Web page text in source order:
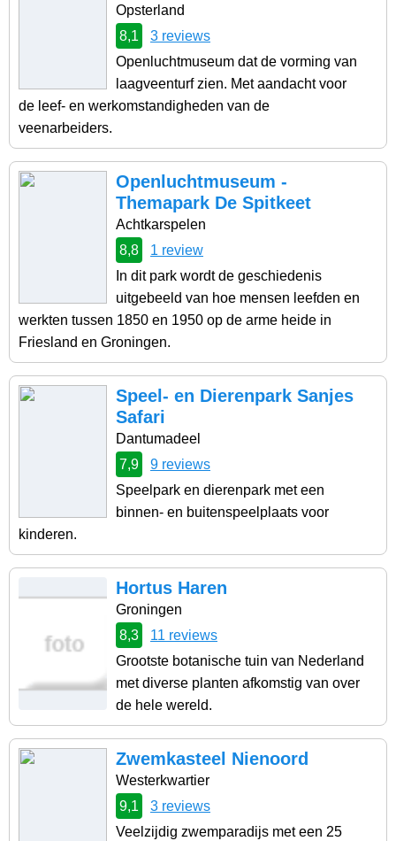
Opsterland
8,1
3 reviews
Openluchtmuseum dat de vorming van
laagveenturf zien. Met aandacht voor
de leef- en werkomstandigheden van de
veenarbeiders.
Openluchtmuseum -
Themapark De Spitkeet
Achtkarspelen
8,8
1 review
In dit park wordt de geschiedenis
uitgebeeld van hoe mensen leefden en
werkten tussen 1850 en 1950 op de arme heide in
Friesland en Groningen.
Speel- en Dierenpark Sanjes
Safari
Dantumadeel
7,9
9 reviews
Speelpark en dierenpark met een
binnen- en buitenspeelplaats voor
kinderen.
Hortus Haren
Groningen
8,3
11 reviews
Grootste botanische tuin van Nederland
met diverse planten afkomstig van over
de hele wereld.
Zwemkasteel Nienoord
Westerkwartier
9,1
3 reviews
Veelzijdig zwemparadijs met een 25